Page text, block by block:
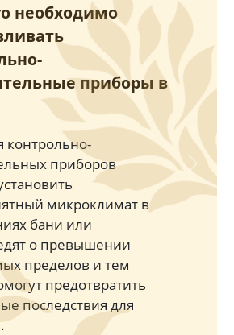
необходимо
приборы в
контрольно-
приборов
микроклимат в
бани или
о превышении
пределов и тем
предотвратить
последствия для
Next